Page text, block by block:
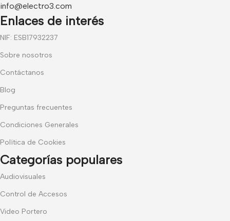
info@electro3.com
Enlaces de interés
NIF: ESB17932237
Sobre nosotros
Contáctanos
Blog
Preguntas frecuentes
Condiciones Generales
Política de Cookies
Categorías populares
Audiovisuales
Control de Accesos
Video Portero